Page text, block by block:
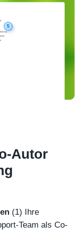
Autor
(1) Ihre
Team als Co-